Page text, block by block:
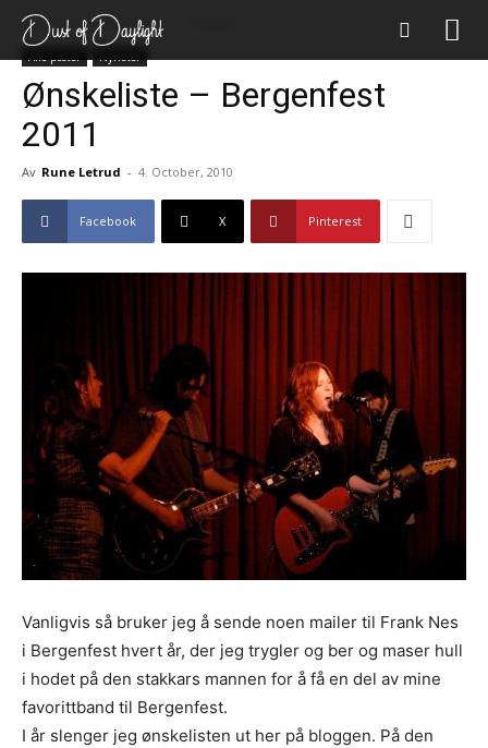
Forsiden Alle poster
Alle poster Nyheter
Ønskeliste – Bergenfest
2011
Av Rune Letrud - 4. October, 2010
Facebook X Pinterest
Vanligvis så bruker jeg å sende noen mailer til Frank Nes
i Bergenfest hvert år, der jeg trygler og ber og maser hull
i hodet på den stakkars mannen for å få en del av mine
favorittband til Bergenfest.
I år slenger jeg ønskelisten ut her på bloggen. På den